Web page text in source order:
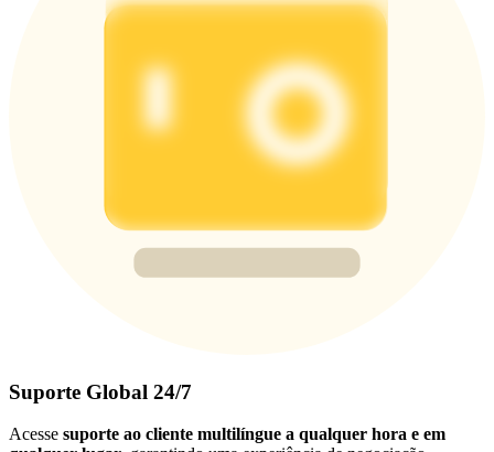
Suporte Global 24/7
Acesse suporte ao cliente multilíngue a qualquer hora e em